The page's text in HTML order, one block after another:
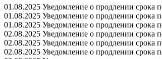
01.08.2025 Уведомление о продлении срока
01.08.2025 Уведомление о продлении срока
01.08.2025 Уведомление о продлении срока
02.08.2025 Уведомление о продлении срока
02.08.2025 Уведомление о продлении срока
02.08.2025 Уведомление о продлении срока